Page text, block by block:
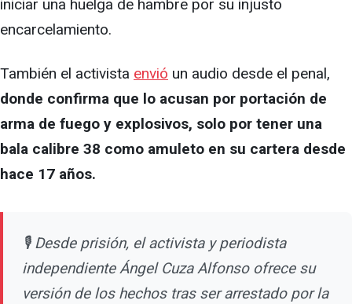
iniciar una huelga de hambre por su injusto
encarcelamiento.
También el activista envió un audio desde el penal,
donde confirma que lo acusan por portación de
arma de fuego y explosivos, solo por tener una
bala calibre 38 como amuleto en su cartera desde
hace 17 años.
🎙️ Desde prisión, el activista y periodista
independiente Ángel Cuza Alfonso ofrece su
versión de los hechos tras ser arrestado por la